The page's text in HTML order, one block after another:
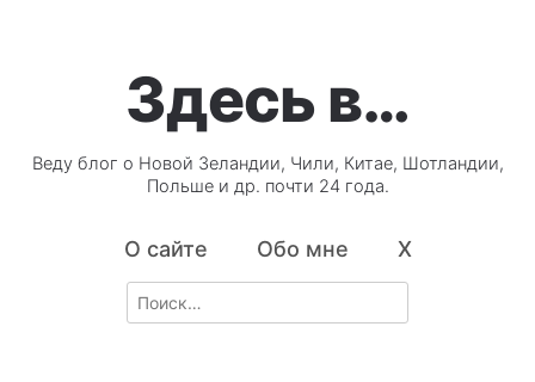
Здесь в…
Веду блог о Новой Зеландии, Чили, Китае, Шотландии,
Польше и др. почти 24 года.
О сайте Обо мне X
Search
for: